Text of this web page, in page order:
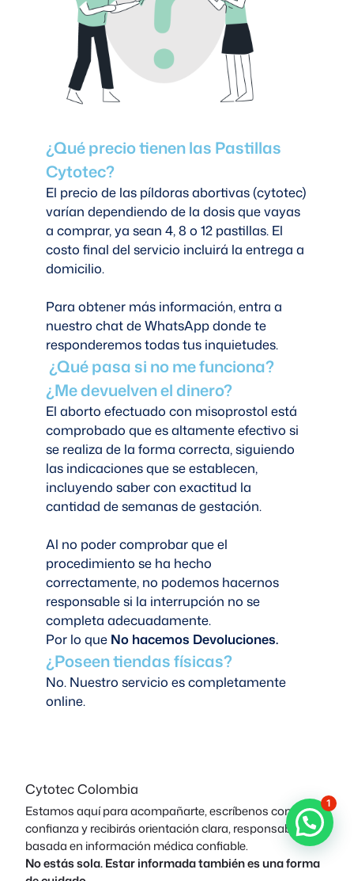
¿Qué precio tienen las Pastillas
Cytotec?
El precio de las píldoras abortivas (cytotec)
varían dependiendo de la dosis que vayas
a comprar, ya sean 4, 8 o 12 pastillas. El
costo final del servicio incluirá la entrega a
domicilio.
Para obtener más información, entra a
nuestro chat de WhatsApp donde te
responderemos todas tus inquietudes.
¿Qué pasa si no me funciona?
¿Me devuelven el dinero?
El aborto efectuado con misoprostol está
comprobado que es altamente efectivo si
se realiza de la forma correcta, siguiendo
las indicaciones que se establecen,
incluyendo saber con exactitud la
cantidad de semanas de gestación.
Al no poder comprobar que el
procedimiento se ha hecho
correctamente, no podemos hacernos
responsable si la interrupción no se
completa adecuadamente.
Por lo que No hacemos Devoluciones.
¿Poseen tiendas físicas?
No. Nuestro servicio es completamente
online.
Cytotec Colombia
Estamos aquí para acompañarte, escríbenos con
confianza y recibirás orientación clara, responsable y
basada en información médica confiable.
No estás sola. Estar informada también es una forma
1